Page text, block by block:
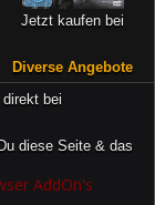
Jetzt kaufen bei
Diverse Angebote
bei
diese Seite & das
AddOn's